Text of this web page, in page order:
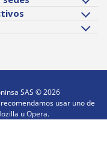
SAS ©2026
usar uno de
u Opera.